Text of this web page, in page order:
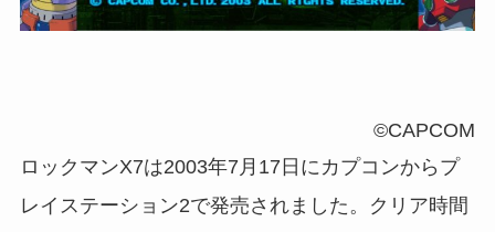
©CAPCOM
ロックマンX7は2003年7月17日にカプコンからプ
レイステーション2で発売されました。クリア時間